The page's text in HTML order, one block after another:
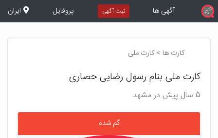
آگهی ها ثبت آگهی پروفایل ایران
کارت ها > کارت ملی
کارت ملی بنام رسول رضایی حصاری
5 سال پیش در مشهد
گم شده